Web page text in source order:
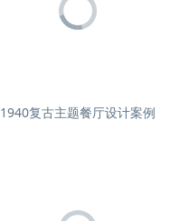
1940复古主题餐厅设计案例